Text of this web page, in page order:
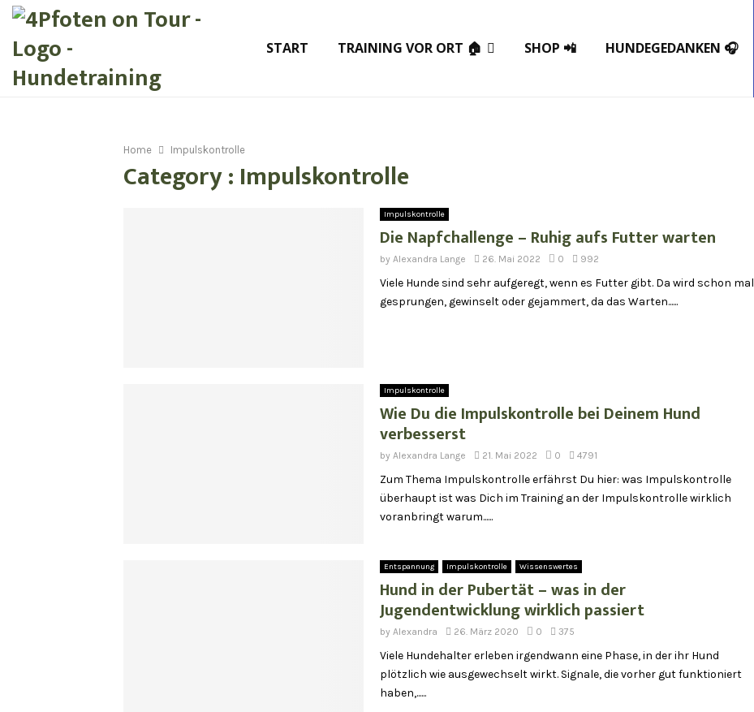
START TRAINING VOR ORT 🏠 SHOP 📲 HUNDEGEDANKEN 🎧
Home Impulskontrolle
Category : Impulskontrolle
Impulskontrolle
Die Napfchallenge – Ruhig aufs Futter warten
by Alexandra Lange 26. Mai 2022 0 992
Viele Hunde sind sehr aufgeregt, wenn es Futter gibt. Da wird schon mal
gesprungen, gewinselt oder gejammert, da das Warten......
Impulskontrolle
Wie Du die Impulskontrolle bei Deinem Hund
verbesserst
by Alexandra Lange 21. Mai 2022 0 4791
Zum Thema Impulskontrolle erfährst Du hier: was Impulskontrolle
überhaupt ist was Dich im Training an der Impulskontrolle wirklich
voranbringt warum......
Entspannung Impulskontrolle Wissenswertes
Hund in der Pubertät – was in der
Jugendentwicklung wirklich passiert
by Alexandra 26. März 2020 0 375
Viele Hundehalter erleben irgendwann eine Phase, in der ihr Hund
plötzlich wie ausgewechselt wirkt. Signale, die vorher gut funktioniert
haben,......